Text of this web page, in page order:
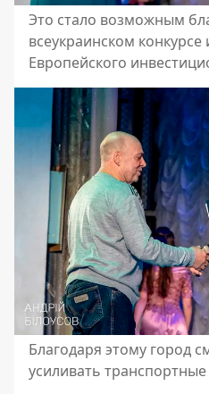
Это стало возможным
всеукраинском
Европейского
Благодаря этому город
усиливать